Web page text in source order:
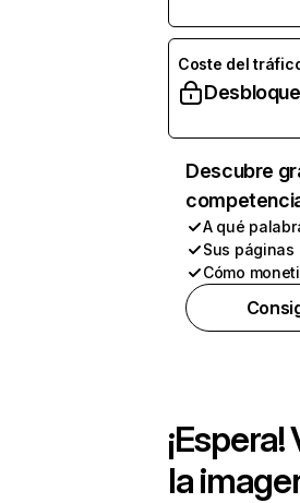
Coste del
Descubre
A qué
Sus páginas
Cómo
la